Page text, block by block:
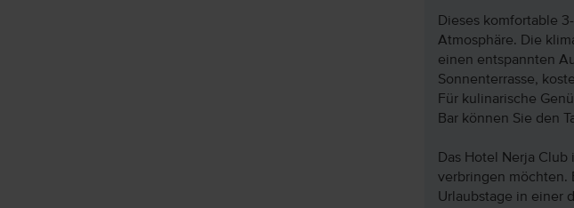
Dieses komfortable
Atmosphäre. Die
einen entspannten
Sonnenterrasse,
Für kulinarische
Bar können Sie den
Das Hotel Nerja
verbringen möchten.
Urlaubstage in einer